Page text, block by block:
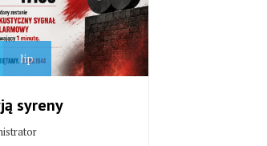
lip
syreny